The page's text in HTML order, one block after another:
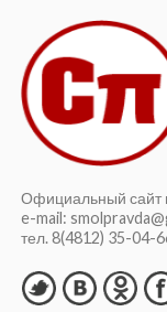
Официальный сайт
e-mail:
тел. 8(4812) 35-04-